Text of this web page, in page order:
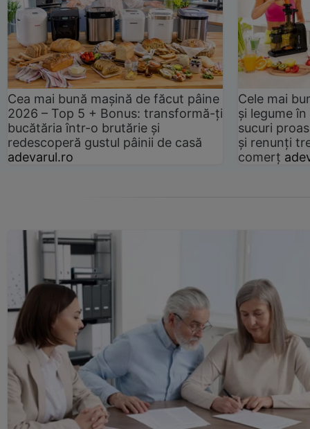
Cea mai bună mașină de făcut pâine
2026 – Top 5 + Bonus: transformă-ți
bucătăria într-o brutărie și
redescoperă gustul pâinii de casă
adevarul.ro
Cele mai
și legume
sucuri
și renunți
comerț